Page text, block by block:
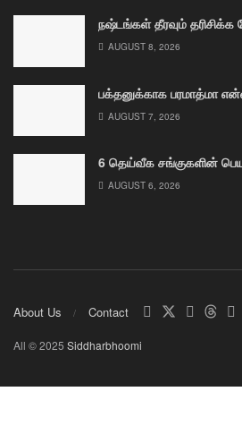
நஷ்டங்கள் தீரவும் தரிசிக்க
AUGUST 8, 2026
பக்தனுக்காக பரமாத்மா
AUGUST 7, 2026
6 தெய்வீக சங்குகளின்
AUGUST 6, 2026
About Us Contact
All © 2025 Siddharbhoomi